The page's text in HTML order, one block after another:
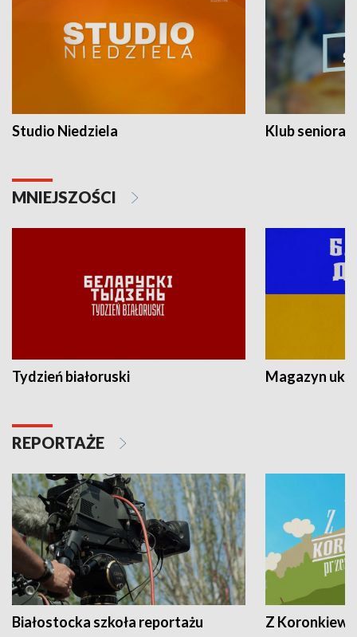
Studio Niedziela Klub seniora
MNIEJSZOŚCI
Tydzień białoruski Magazyn
REPORTAŻE
Białostocka szkoła reportażu Z